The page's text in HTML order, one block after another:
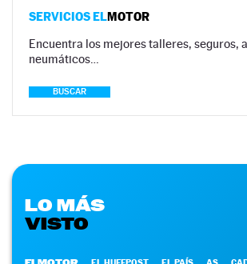
SERVICIOS ELMOTOR
Encuentra los mejores talleres, seguros,
neumáticos…
BUSCAR
LO MÁS
VISTO